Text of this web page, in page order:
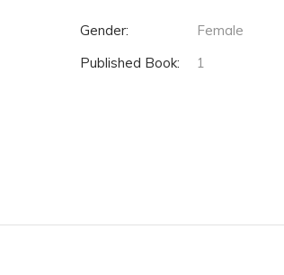
Gender:
Female
Published Book:
1